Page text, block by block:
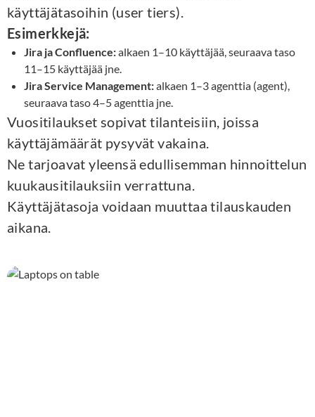
käyttäjätasoihin (user tiers).
Esimerkkejä:
Jira ja Confluence:alkaen 1–10 käyttäjää, seuraava taso
11–15 käyttäjää jne.
Jira Service Management:alkaen 1–3 agenttia (agent),
seuraava taso 4–5 agenttia jne.
Vuositilaukset sopivat tilanteisiin, joissa
käyttäjämäärät pysyvät vakaina.
Ne tarjoavat yleensä edullisemman hinnoittelun
kuukausitilauksiin verrattuna.
Käyttäjätasoja voidaan muuttaa tilauskauden
aikana.